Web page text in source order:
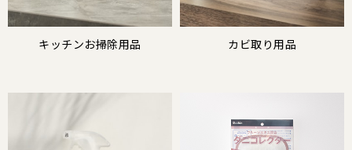
キッチンお掃除用品 カビ取り用品